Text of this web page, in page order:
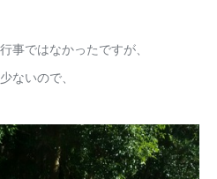
事ではなかったですが、
ないので、